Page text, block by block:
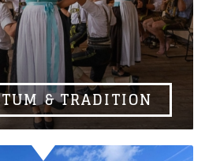
& TRADITION